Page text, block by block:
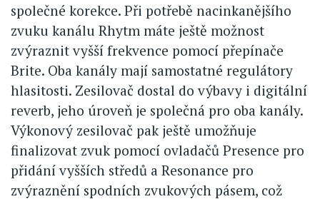
společné korekce. Při potřebě nacinkanějšího
zvuku kanálu Rhytm máte ještě možnost
zvýraznit vyšší frekvence pomocí přepínače
Brite. Oba kanály mají samostatné regulátory
hlasitosti. Zesilovač dostal do výbavy i digitální
reverb, jeho úroveň je společná pro oba kanály.
Výkonový zesilovač pak ještě umožňuje
finalizovat zvuk pomocí ovladačů Presence pro
přidání vyšších středů a Resonance pro
zvýraznění spodních zvukových pásem, což